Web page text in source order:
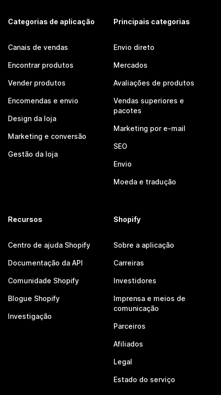
Categorias de aplicação
Canais de vendas
Encontrar produtos
Vender produtos
Encomendas e envio
Design da loja
Marketing e conversão
Gestão da loja
Principais categorias
Envio direto
Mercados
Avaliações de produtos
Vendas superiores e
pacotes
Marketing por e-mail
SEO
Envio
Moeda e tradução
Recursos
Centro de ajuda Shopify
Documentação da API
Comunidade Shopify
Blogue Shopify
Investigação
Shopify
Sobre a aplicação
Carreiras
Investidores
Imprensa e meios de
comunicação
Parceiros
Afiliados
Legal
Estado do serviço